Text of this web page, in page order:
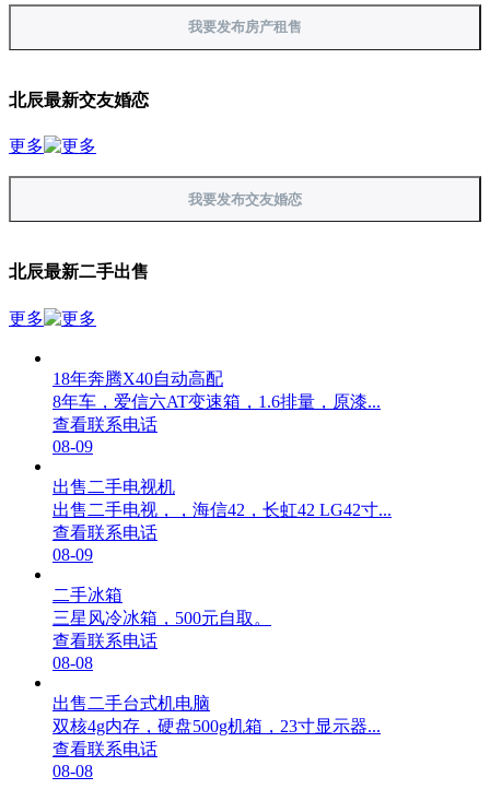
我要发布房产租售
北辰最新交友婚恋
更多
我要发布交友婚恋
北辰最新二手出售
更多
18年奔腾X40自动高配
8年车，爱信六AT变速箱，1.6排量，原漆...
查看联系电话
08-09
出售二手电视机
出售二手电视，，海信42，长虹42 LG42寸...
查看联系电话
08-09
二手冰箱
三星风冷冰箱，500元自取。
查看联系电话
08-08
出售二手台式机电脑
双核4g内存，硬盘500g机箱，23寸显示器...
查看联系电话
08-08